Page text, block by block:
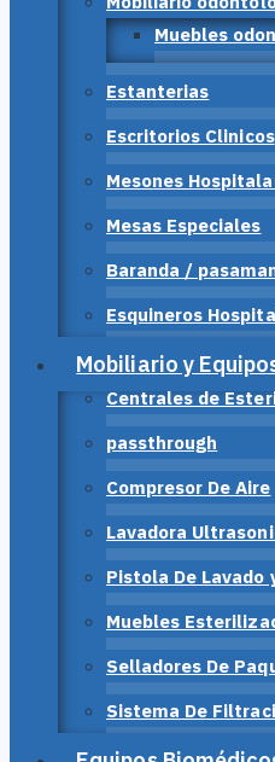
Muebles
Estanterias
Escritorios Clinicos
Mesones
Mesas Especiales
Baranda /
Esquineros
Mobiliario y
Centrales de
passthrough
Compresor De Aire
Lavadora
Pistola De Lavado
Muebles
Selladores De
Sistema De